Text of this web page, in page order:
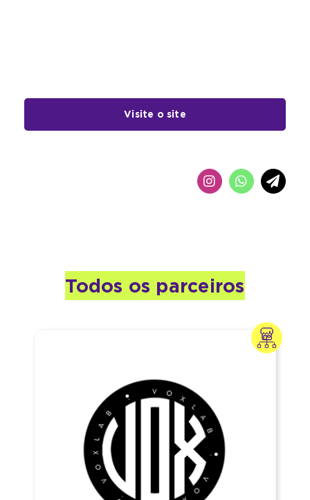
Visite o site
Todos os parceiros